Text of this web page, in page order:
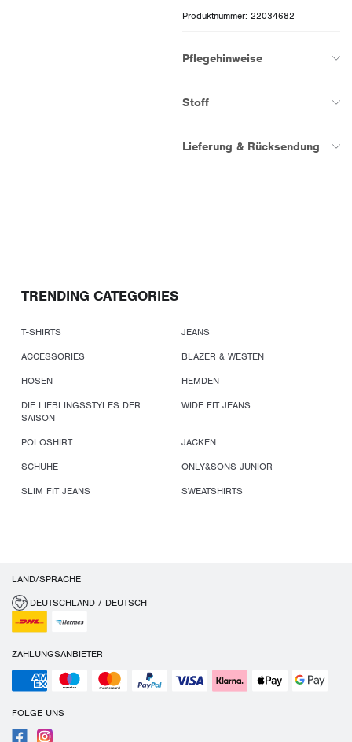
Produktnummer: 22034682
Pflegehinweise
Stoff
Lieferung & Rücksendung
TRENDING CATEGORIES
T-SHIRTS
JEANS
ACCESSORIES
BLAZER & WESTEN
HOSEN
HEMDEN
DIE LIEBLINGSSTYLES DER
SAISON
WIDE FIT JEANS
POLOSHIRT
JACKEN
SCHUHE
ONLY&SONS JUNIOR
SLIM FIT JEANS
SWEATSHIRTS
LAND/SPRACHE
DEUTSCHLAND / DEUTSCH
ZAHLUNGSANBIETER
FOLGE UNS